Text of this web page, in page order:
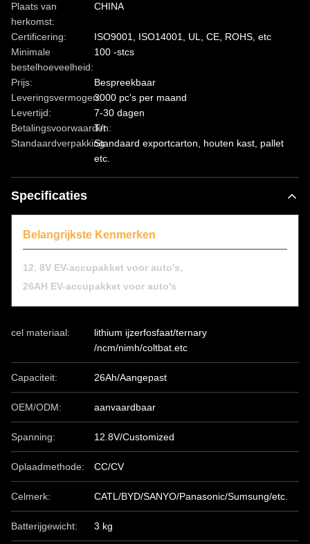
Plaats van
herkomst:
CHINA
Certificering:
ISO9001, ISO14001, UL, CE, ROHS, etc
Minimale
bestelhoeveelheid:
100 -stcs
Prijs:
Bespreekbaar
Leveringsvermogen:3000 pc's per maand
Levertijd:
7-30 dagen
Betalingsvoorwaarden:
T/t
Standaardverpakking:Standaard exportcarton, houten kast, pallet
etc.
Specificaties
Belangrijkste Kenmerken
12, 8V EV-accupakket voor auto's,
26AH EV-accupakket voor auto's
cel materiaal:
lithium ijzerfosfaat/ternary
/ncm/nimh/coltbat.etc
Capaciteit: 26Ah/Aangepast
OEM/ODM: aanvaardbaar
Spanning: 12.8V/Customized
Oplaadmethode: CC/CV
Celmerk: CATL/BYD/SANYO/Panasonic/Sumsung/etc.
Batterijgewicht: 3 kg